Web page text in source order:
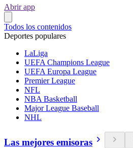
Abrir app
Todos los contenidos
Deportes populares
LaLiga
UEFA Champions League
UEFA Europa League
Premier League
NFL
NBA Basketball
Major League Baseball
NHL
Las mejores emisoras